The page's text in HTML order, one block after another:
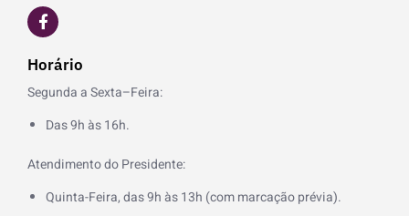
F
a
c
e
b
o
o
k
Horário
Segunda a Sexta–Feira:
Das 9h às 16h.
Atendimento do Presidente:
Quinta-Feira, das 9h às 13h (com marcação prévia).